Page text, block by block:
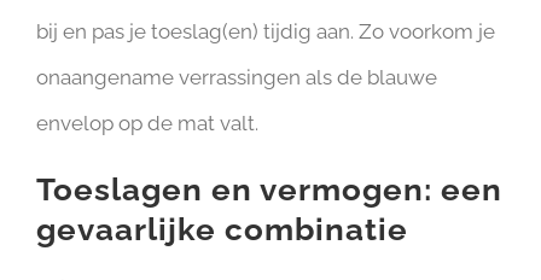
bij en pas je toeslag(en) tijdig aan. Zo voorkom je
onaangename verrassingen als de blauwe
envelop op de mat valt.
Toeslagen en vermogen: een
gevaarlijke combinatie